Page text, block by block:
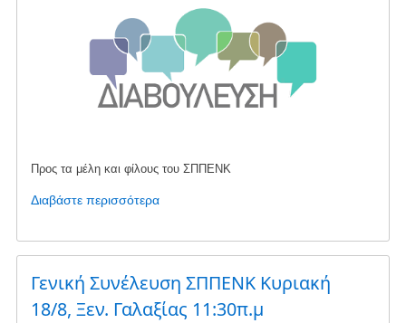
Προς τα μέλη και φίλους του ΣΠΠΕΝΚ
Διαβάστε περισσότεραγια
Διαβούλευση
για
νέους
Αιολ.
Σταθμούς
Γενική Συνέλευση ΣΠΠΕΝΚ Κυριακή
18/8, Ξεν. Γαλαξίας 11:30π.μ